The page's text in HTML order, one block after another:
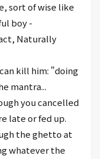
sort of wise like
boy -
Naturally
kill him: "doing
mantra...
you cancelled
late or fed up.
the ghetto at
whatever the